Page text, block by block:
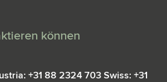
können
+31 88 2324 703 Swiss: +31